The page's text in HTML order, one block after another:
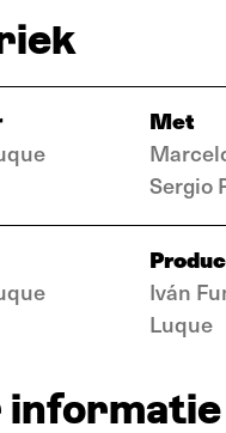
Met
Sergio
Iván
Luque
informatie